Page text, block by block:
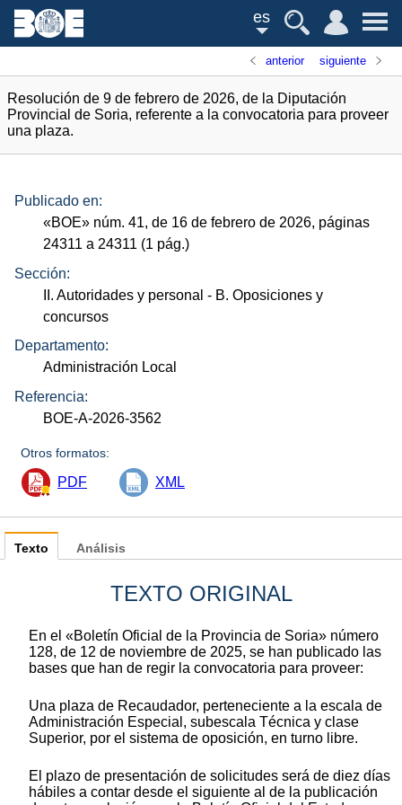
es
anterior siguiente
Resolución de 9 de febrero de 2026, de la Diputación
Provincial de Soria, referente a la convocatoria para proveer
una plaza.
Publicado en:
«BOE» núm. 41, de 16 de febrero de 2026, páginas
24311 a 24311 (1 pág.)
Sección:
II. Autoridades y personal - B. Oposiciones y
concursos
Departamento:
Administración Local
Referencia:
BOE-A-2026-3562
Otros formatos:
PDF XML
Texto
TEXTO ORIGINAL
En el «Boletín Oficial de la Provincia de Soria» número
128, de 12 de noviembre de 2025, se han publicado las
bases que han de regir la convocatoria para proveer:
Una plaza de Recaudador, perteneciente a la escala de
Administración Especial, subescala Técnica y clase
Superior, por el sistema de oposición, en turno libre.
El plazo de presentación de solicitudes será de diez días
hábiles a contar desde el siguiente al de la publicación
Análisis